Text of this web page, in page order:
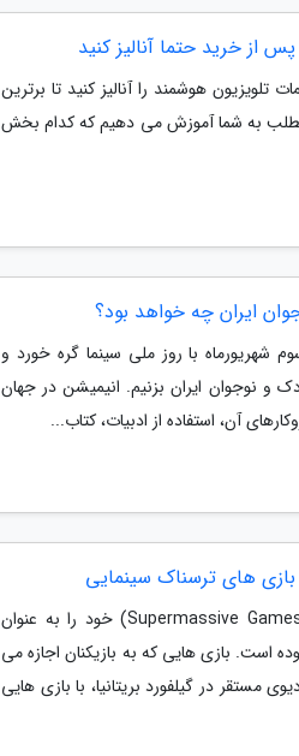
هوشمند را آنالیز کنید تا برترین
به شما آموزش می دهیم که کدام بخش
ایران چه خواهد بود؟
شهریورماه با روز ملی سینما گره خورد و
و نوجوان ایران بزنیم. انیمیشن در جهان
آن، استفاده از ادبیات، کتاب...
های ترسناک سینمایی
در چند سال گذشته، استودیوی سوپرمسیو گیمز (Supermassive Games) خود را به عنوان
است. بازی هایی که به بازیکنان اجازه می
مستقر در گیلفورد بریتانیا، با بازی هایی